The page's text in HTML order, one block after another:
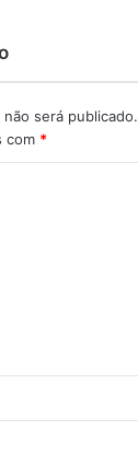
será publicado.
com *